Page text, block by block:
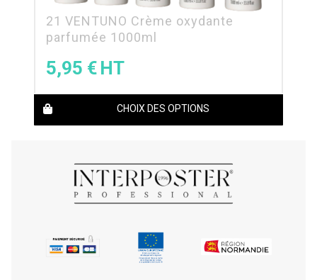
21 VENTUNO Crème oxydante
parfumée 1000ml
5,95 €
CHOIX DES OPTIONS